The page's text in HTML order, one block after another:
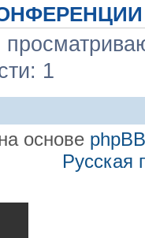
1
основе phpBB
Русская